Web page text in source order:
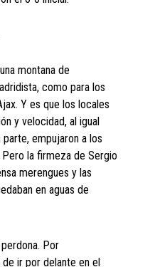
montana de
como para los
Y es que los locales
y velocidad, al igual
empujaron a los
la firmeza de Sergio
merengues y las
en aguas de
Por
ir por delante en el